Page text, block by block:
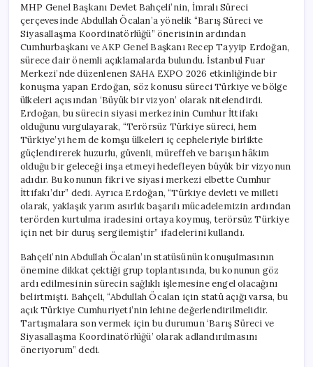
Tepki
Geldi
için
MHP Genel Başkanı Devlet Bahçeli’nin, İmralı Süreci
çerçevesinde Abdullah Öcalan’a yönelik “Barış Süreci ve
Siyasallaşma Koordinatörlüğü” önerisinin ardından
Cumhurbaşkanı ve AKP Genel Başkanı Recep Tayyip Erdoğan,
sürece dair önemli açıklamalarda bulundu. İstanbul Fuar
Merkezi’nde düzenlenen SAHA EXPO 2026 etkinliğinde bir
konuşma yapan Erdoğan, söz konusu süreci Türkiye ve bölge
ülkeleri açısından ‘Büyük bir vizyon’ olarak nitelendirdi.
Erdoğan, bu sürecin siyasi merkezinin Cumhur İttifakı
olduğunu vurgulayarak, “Terörsüz Türkiye süreci, hem
Türkiye’yi hem de komşu ülkeleri iç cepheleriyle birlikte
güçlendirerek huzurlu, güvenli, müreffeh ve barışın hâkim
olduğu bir geleceği inşa etmeyi hedefleyen büyük bir vizyonun
adıdır. Bu konunun fikri ve siyasi merkezi elbette Cumhur
İttifakı’dır” dedi. Ayrıca Erdoğan, “Türkiye devleti ve milleti
olarak, yaklaşık yarım asırlık başarılı mücadelemizin ardından
terörden kurtulma iradesini ortaya koymuş, terörsüz Türkiye
için net bir duruş sergilemiştir” ifadelerini kullandı.
Bahçeli’nin Abdullah Öcalan’ın statüsünün konuşulmasının
önemine dikkat çektiği grup toplantısında, bu konunun göz
ardı edilmesinin sürecin sağlıklı işlemesine engel olacağını
belirtmişti. Bahçeli, “Abdullah Öcalan için statü açığı varsa, bu
açık Türkiye Cumhuriyeti’nin lehine değerlendirilmelidir.
Tartışmalara son vermek için bu durumun ‘Barış Süreci ve
Siyasallaşma Koordinatörlüğü’ olarak adlandırılmasını
öneriyorum” dedi.